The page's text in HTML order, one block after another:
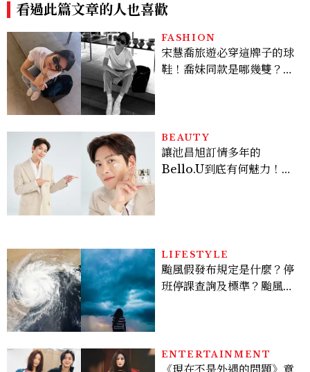
看過此篇文章的人也喜歡
FASHION
宋慧喬旅遊必穿這牌子的球
鞋！喬妹同款是哪幾雙？
BEAUTY
讓池昌旭訂情多年的
Bello.U到底有何魅力！揭
LIFESTYLE
颱風假發布規定是什麼？停
班停課查詢及標準？颱風假
ENTERTAINMENT
《現在不是外遇的問題》意